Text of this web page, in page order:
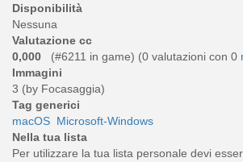
Disponibilità
Nessuna
Valutazione cc
0,000
(#6211 in game) (0 valutazioni con 0
Immagini
3 (by Focasaggia)
Tag generici
macOS Microsoft-Windows
Nella tua lista
Per utilizzare la tua lista personale devi